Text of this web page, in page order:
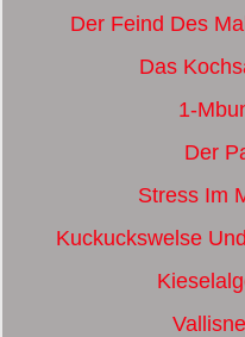
Der Feind Des
Das
1-
Der
Stress Im
Kuckuckswelse